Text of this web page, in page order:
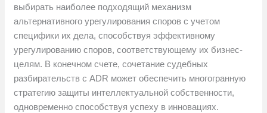
выбирать наиболее подходящий механизм
альтернативного урегулирования споров с учетом
специфики их дела, способствуя эффективному
урегулированию споров, соответствующему их бизнес-
целям. В конечном счете, сочетание судебных
разбирательств с ADR может обеспечить многогранную
стратегию защиты интеллектуальной собственности,
одновременно способствуя успеху в инновациях.